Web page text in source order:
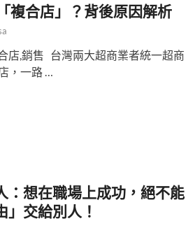
複合店」？背後原因解析
店,銷售 台灣兩大超商業者統一超商
，一路 …
：想在職場上成功，絕不能
」交給別人！